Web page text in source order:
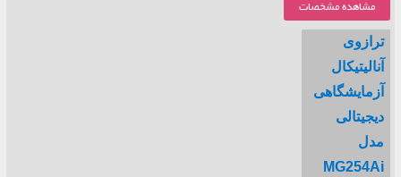
مشاهده مشخصات
ترازوی
آنالیتیکال
آزمایشگاهی
دیجیتالی
مدل
MG254Ai